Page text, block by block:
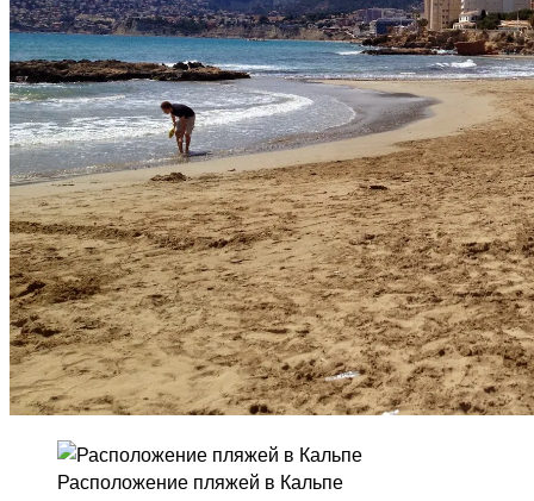
Расположение пляжей в Кальпе